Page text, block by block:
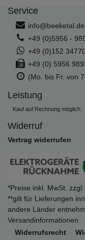
Service
info@beeketal.de
+49 (0)5956 -
+49 (0)152
+49 (0) 5956
(Mo. bis Fr. von
Leistung
Kauf auf Rechnung möglich
Widerruf
Vertrag widerrufen
*Preise inkl. MwSt.
**gilt für Lieferungen
andere Länder
Versandinformationen
Widerrufs­recht